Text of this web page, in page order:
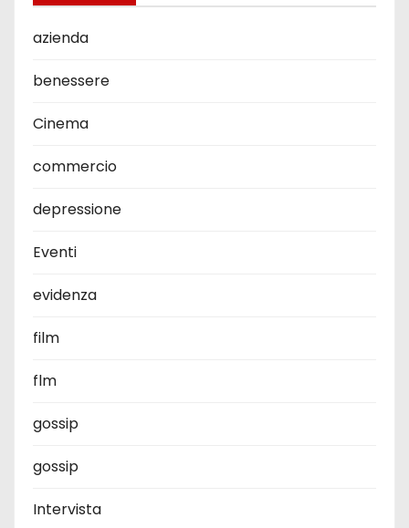
azienda
benessere
Cinema
commercio
depressione
Eventi
evidenza
film
flm
gossip
gossip
Intervista